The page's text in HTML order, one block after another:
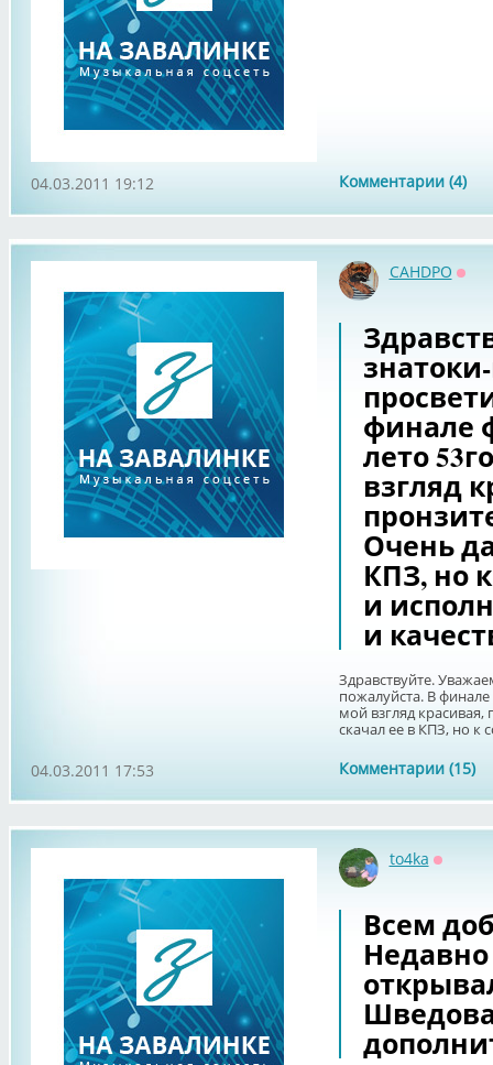
Комментарии (4)
04.03.2011 19:12
CAHDPO
финале
лето
взгляд
Очень
КПЗ, но
и
и
Здравствуйте.
пожалуйста. В
мой взгляд
скачал ее в КПЗ, но к
Комментарии (15)
04.03.2011 17:53
to4ka
Всем
Недавно